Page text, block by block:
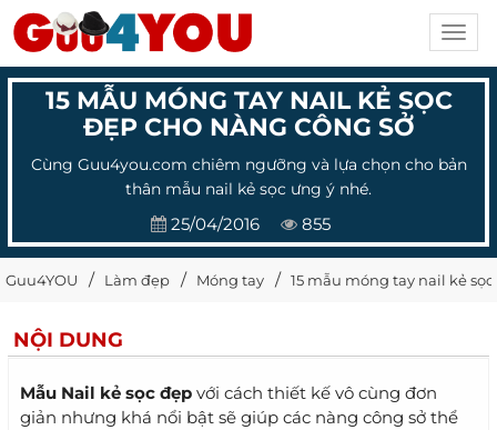
15 MẪU MÓNG TAY NAIL KẺ SỌC
ĐẸP CHO NÀNG CÔNG SỞ
Cùng Guu4you.com chiêm ngưỡng và lựa chọn cho bản
thân mẫu nail kẻ sọc ưng ý nhé.
25/04/2016 855
Guu4YOU Làm đẹp Móng tay 15 mẫu móng tay nail kẻ
NỘI DUNG
Mẫu Nail kẻ sọc đẹp với cách thiết kế vô cùng đơn
giản nhưng khá nổi bật sẽ giúp các nàng công sở thể